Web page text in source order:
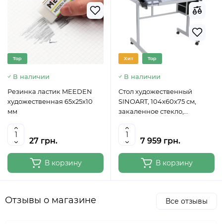
Top
В наличии
Резинка ластик MEEDEN
художественная 65x25x10
мм
27 грн.
В корзину
Хит Top
В наличии
Стол художественный
SINOART, 104x60x75 см,
закаленное стекло,
7 959 грн.
В корзину
Отзывы о магазине Все отзывы